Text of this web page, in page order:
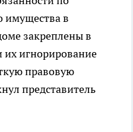
имущества в
закреплены в
их игнорирование
правовую
представитель